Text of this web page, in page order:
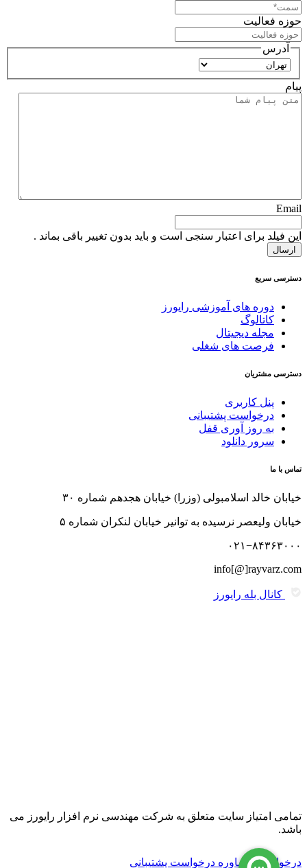
حوزه فعالیت
آدرس
استان
پیام
Email
این فیلد برای اعتبار سنجی است و باید بدون تغییر باقی بماند .
دسترسی سریع
دوره های آموزشی رایورز
کاتالوگ
مجله دیجیتال
فرصت های شغلی
دسترسی مشتریان
پنل کاربری
درخواست پشتیبانی
به روز آوری قفل
سرور دانلود
تماس با ما
خیابان خالد اسلامبولی (وزرا) خیابان هجدهم شماره ۳۰
خیابان ولیعصر نرسیده به توانیر خیابان لنکران شماره ۵
۰۲۱−۸۴۳۶۳۰۰۰
info[@]rayvarz.com
کانال بله رایورز
تمامی امتیاز سایت متعلق به شرکت مهندسی نرم افزار رایورز می
باشد.
درخواست مشاوره درخواست پشتیبانی